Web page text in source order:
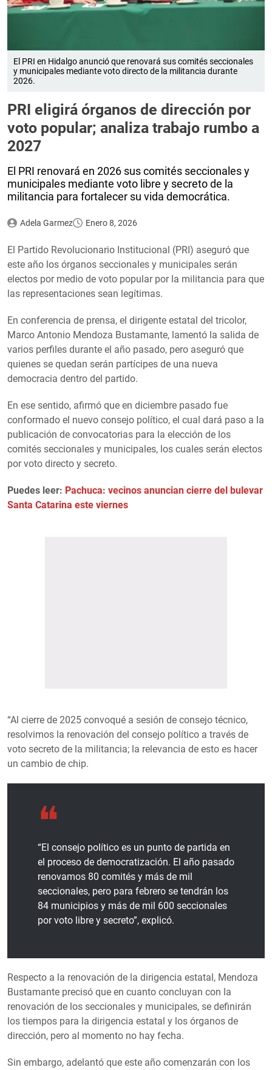
El PRI en Hidalgo anunció que renovará sus comités seccionales
y municipales mediante voto directo de la militancia durante
2026.
PRI eligirá órganos de dirección por
voto popular; analiza trabajo rumbo a
2027
El PRI renovará en 2026 sus comités seccionales y
municipales mediante voto libre y secreto de la
militancia para fortalecer su vida democrática.
Adela Garmez Enero 8, 2026
El Partido Revolucionario Institucional (PRI) aseguró que
este año los órganos seccionales y municipales serán
electos por medio de voto popular por la militancia para que
las representaciones sean legítimas.
En conferencia de prensa, el dirigente estatal del tricolor,
Marco Antonio Mendoza Bustamante, lamentó la salida de
varios perfiles durante el año pasado, pero aseguró que
quienes se quedan serán partícipes de una nueva
democracia dentro del partido.
En ese sentido, afirmó que en diciembre pasado fue
conformado el nuevo consejo político, el cual dará paso a la
publicación de convocatorias para la elección de los
comités seccionales y municipales, los cuales serán electos
por voto directo y secreto.
Puedes leer: Pachuca: vecinos anuncian cierre del bulevar
Santa Catarina este viernes
“Al cierre de 2025 convoqué a sesión de consejo técnico,
resolvimos la renovación del consejo político a través de
voto secreto de la militancia; la relevancia de esto es hacer
un cambio de chip.
“El consejo político es un punto de partida en
el proceso de democratización. El año pasado
renovamos 80 comités y más de mil
seccionales, pero para febrero se tendrán los
84 municipios y más de mil 600 seccionales
por voto libre y secreto”, explicó.
Respecto a la renovación de la dirigencia estatal, Mendoza
Bustamante precisó que en cuanto concluyan con la
renovación de los seccionales y municipales, se definirán
los tiempos para la dirigencia estatal y los órganos de
dirección, pero al momento no hay fecha.
Sin embargo, adelantó que este año comenzarán con los